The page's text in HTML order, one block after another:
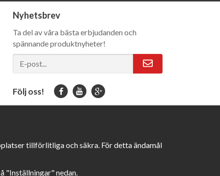
Nyhetsbrev
Ta del av våra bästa erbjudanden och
spännande produktnyheter!
Följ oss!
tillförlitliga och säkra. För detta ändamål
"Inställningar" nedan.